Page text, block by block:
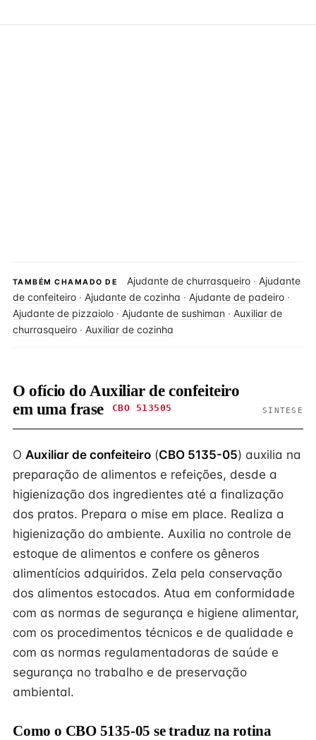
TAMBÉM CHAMADO DE Ajudante de churrasqueiro · Ajudante
de confeiteiro · Ajudante de cozinha · Ajudante de padeiro ·
Ajudante de pizzaiolo · Ajudante de sushiman · Auxiliar de
churrasqueiro · Auxiliar de cozinha
O ofício do Auxiliar de confeiteiro
em uma frase
CBO 513505 SÍNTESE
O Auxiliar de confeiteiro (CBO 5135-05) auxilia na
preparação de alimentos e refeições, desde a
higienização dos ingredientes até a finalização
dos pratos. Prepara o mise em place. Realiza a
higienização do ambiente. Auxilia no controle de
estoque de alimentos e confere os gêneros
alimentícios adquiridos. Zela pela conservação
dos alimentos estocados. Atua em conformidade
com as normas de segurança e higiene alimentar,
com os procedimentos técnicos e de qualidade e
com as normas regulamentadoras de saúde e
segurança no trabalho e de preservação
ambiental.
Como o CBO 5135-05 se traduz na rotina